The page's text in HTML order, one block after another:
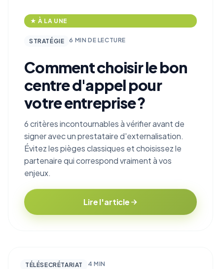
★ À LA UNE
STRATÉGIE 6 MIN DE LECTURE
Comment choisir le bon
centre d'appel pour
votre entreprise ?
6 critères incontournables à vérifier avant de
signer avec un prestataire d'externalisation.
Évitez les pièges classiques et choisissez le
partenaire qui correspond vraiment à vos
enjeux.
Lire l'article
TÉLÉSECRÉTARIAT 4 MIN